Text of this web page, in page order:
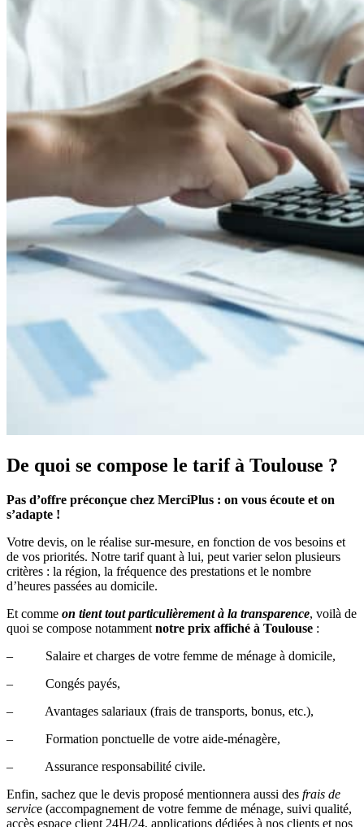
De quoi se compose le tarifà Toulouse ?
Pas d’offre préconçue chez MerciPlus : on vous écoute et on
s’adapte !
Votre devis, on le réalise sur-mesure, en fonction de vos besoins et
de vos priorités. Notre tarif quant à lui, peut varier selon plusieurs
critères : la région, la fréquence des prestations et le nombre
d’heures passées au domicile.
Et comme on tient tout particulièrement à la transparence, voilà de
quoi se compose notamment notre prix affiché à Toulouse :
– Salaire et charges de votre femme de ménage à domicile,
– Congés payés,
– Avantages salariaux (frais de transports, bonus, etc.),
– Formation ponctuelle de votre aide-ménagère,
– Assurance responsabilité civile.
Enfin, sachez que le devis proposé mentionnera aussi des frais de
service (accompagnement de votre femme de ménage, suivi qualité,
accès espace client 24H/24, applications dédiées à nos clients et nos